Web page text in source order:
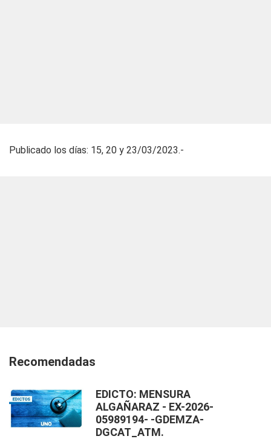
Publicado los días: 15, 20 y 23/03/2023.-
Recomendadas
EDICTO: MENSURA
ALGAÑARAZ - EX-2026-
05989194- -GDEMZA-
DGCAT_ATM.